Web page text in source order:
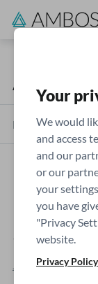
Your
We would
and access
and our
or our
your
you have
"Privacy
website.
Privacy Policy
Kategorien
Judith Mohren,